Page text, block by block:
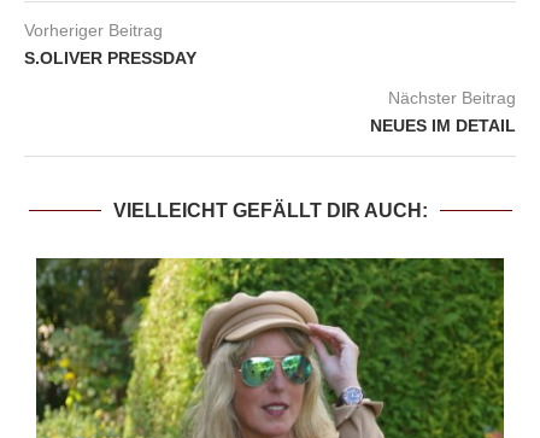
Vorheriger Beitrag
S.OLIVER PRESSDAY
Nächster Beitrag
NEUES IM DETAIL
VIELLEICHT GEFÄLLT DIR AUCH: